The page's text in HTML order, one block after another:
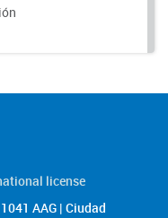
license
AAG | Ciudad